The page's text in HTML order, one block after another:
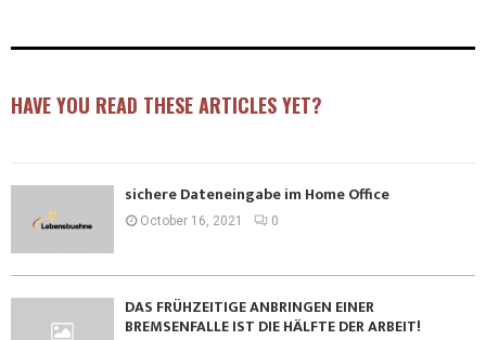
HAVE YOU READ THESE ARTICLES YET?
sichere Dateneingabe im Home Office
October 16, 2021 0
DAS FRÜHZEITIGE ANBRINGEN EINER
BREMSENFALLE IST DIE HÄLFTE DER ARBEIT!